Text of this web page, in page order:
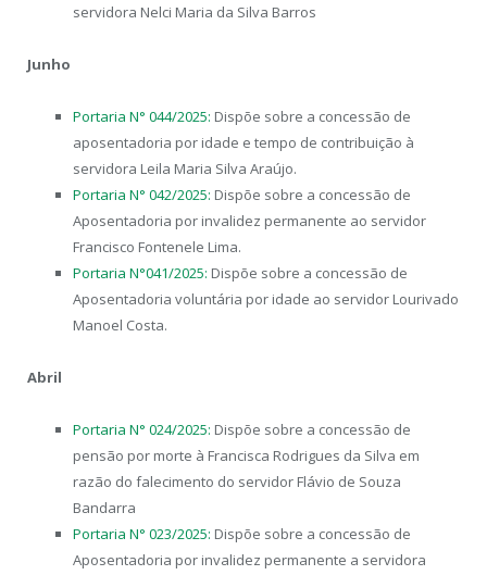
servidora Nelci Maria da Silva Barros
Junho
Portaria N° 044/2025: Dispõe sobre a concessão de
aposentadoria por idade e tempo de contribuição à
servidora Leila Maria Silva Araújo.
Portaria N° 042/2025: Dispõe sobre a concessão de
Aposentadoria por invalidez permanente ao servidor
Francisco Fontenele Lima.
Portaria N°041/2025: Dispõe sobre a concessão de
Aposentadoria voluntária por idade ao servidor Lourivado
Manoel Costa.
Abril
Portaria N° 024/2025: Dispõe sobre a concessão de
pensão por morte à Francisca Rodrigues da Silva em
razão do falecimento do servidor Flávio de Souza
Bandarra
Portaria N° 023/2025: Dispõe sobre a concessão de
Aposentadoria por invalidez permanente a servidora